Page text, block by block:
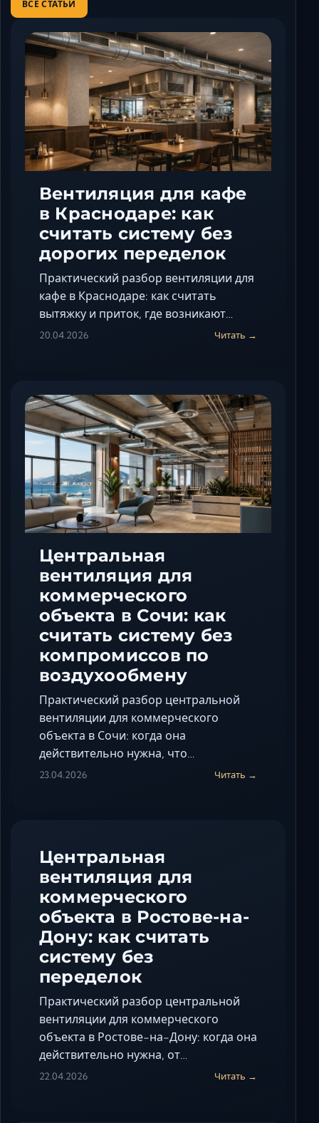
ВСЕ СТАТЬИ
Вентиляция для кафе
в Краснодаре: как
считать систему без
дорогих переделок
Практический разбор вентиляции для
кафе в Краснодаре: как считать
вытяжку и приток, где возникают…
20.04.2026 Читать →
Центральная
вентиляция для
коммерческого
объекта в Сочи: как
считать систему без
компромиссов по
воздухообмену
Практический разбор центральной
вентиляции для коммерческого
объекта в Сочи: когда она
действительно нужна, что…
23.04.2026 Читать →
Центральная
вентиляция для
коммерческого
объекта в Ростове-на-
Дону: как считать
систему без
переделок
Практический разбор центральной
вентиляции для коммерческого
объекта в Ростове-на-Дону: когда она
действительно нужна, от…
22.04.2026 Читать →